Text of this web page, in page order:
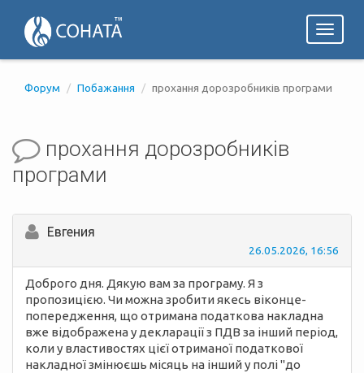
Toggle
Форум Побажання прохання дорозробників програми
прохання дорозробників
програми
Евгения
26.05.2026, 16:56
Доброго дня. Дякую вам за програму. Я з
пропозицією. Чи можна зробити якесь віконце-
попередження, що отримана податкова накладна
вже відображена у декларації з ПДВ за інший період,
коли у властивостях цієї отриманої податкової
накладної змінюєшь місяць на інший у полі "до